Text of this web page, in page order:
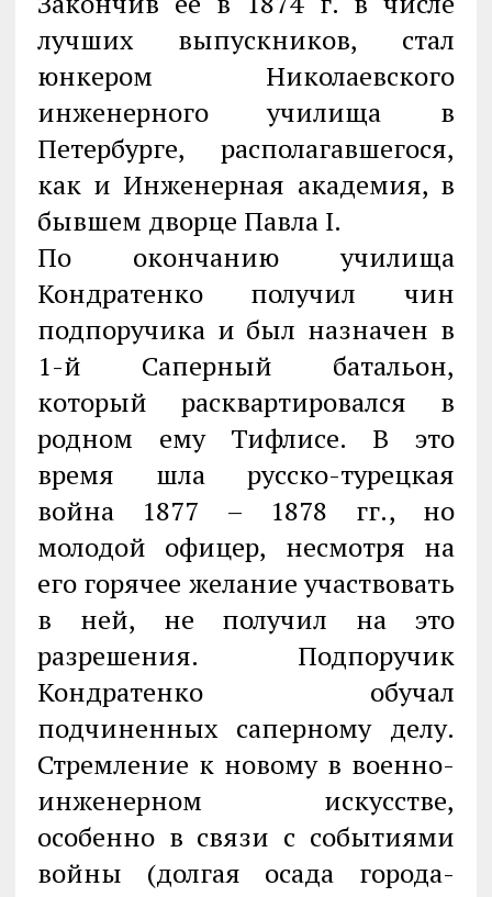
лучших выпускников, стал
юнкером Николаевского
инженерного училища в
Петербурге, располагавшегося,
как и Инженерная академия, в
бывшем дворце Павла I.
По окончанию училища
Кондратенко получил чин
подпоручика и был назначен в
1-й Саперный батальон,
который расквартировался в
родном ему Тифлисе. В это
время шла русско-турецкая
война 1877 – 1878 гг., но
молодой офицер, несмотря на
его горячее желание участвовать
в ней, не получил на это
разрешения. Подпоручик
Кондратенко обучал
подчиненных саперному делу.
Стремление к новому в военно-
инженерном искусстве,
особенно в связи с событиями
войны (долгая осада города-